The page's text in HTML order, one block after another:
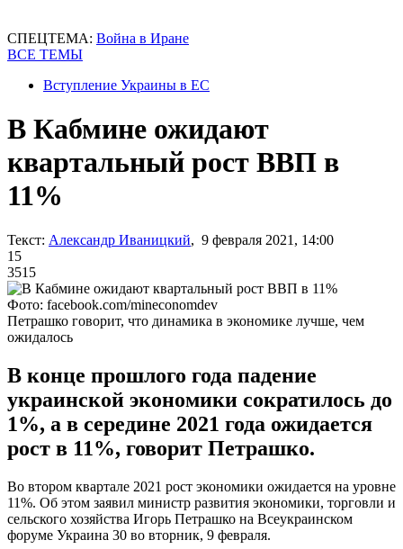
СПЕЦТЕМА: Война в Иране
ВСЕ ТЕМЫ
Вступление Украины в ЕС
В Кабмине ожидают
квартальный рост ВВП в
11%
Текст: Александр Иваницкий, 9 февраля 2021, 14:00
15
3515
Фото: facebook.com/mineconomdev
Петрашко говорит, что динамика в экономике лучше, чем
ожидалось
В конце прошлого года падение
украинской экономики сократилось до
1%, а в середине 2021 года ожидается
рост в 11%, говорит Петрашко.
Во втором квартале 2021 рост экономики ожидается на уровне
11%. Об этом заявил министр развития экономики, торговли и
сельского хозяйства Игорь Петрашко на Всеукраинском
форуме Украина 30 во вторник, 9 февраля.